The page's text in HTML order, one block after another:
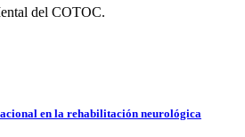
del COTOC.
en la rehabilitación neurológica